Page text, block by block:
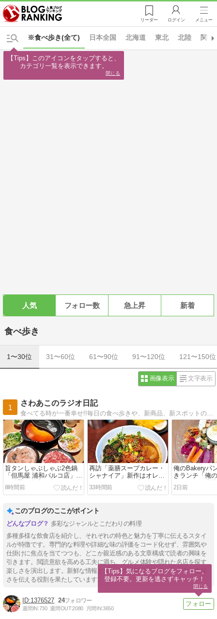
リーダー ログイン メニュー
※食べ歩き(全て) 日本全国 北海道 東北 北陸 関東
人気 フォロー数 急上昇 新着
食べ歩き
1〜30位 31〜60位 61〜90位 91〜120位 121〜150位
画像表示 文字表示
1
さわあこのラジオ日記
食べてる時が一番幸せ!!毎日の食べ歩きや、新商品、新スポットの美味しいものを写真満載で紹介します！
旨タンしゃぶしゃぶ2色鍋
「但馬屋 浦和パルコ店」食
べ放題で自由に楽しむ♪
8時間前
再訪「薬膳スープカレー・
シャナイア」新作はオレン
ジチキンと揚げブロ
33時間前
俺のBakeryパ
きランチ「俺
テラス」＠恵
2日前
このブログのここがポイント
多彩なジャンルとこだわりの料理
多種多様な飲食店を紹介し、それぞれの特色と魅力を丁寧に伝えるスタイ
ルが特徴です。専門的な料理や詳細な味の評価をコード化せず、雰囲気や
仕掛けに焦点を当てつつも、どこか親近感のある文章構成で読者の興味を
引きます。閲読意欲を高める工夫に満ち、グルメ体験や隠れた名店を探す
楽しさを演出します。新鮮な情報とユニークな切り口が共存し、食の奥深
さを伝える役割を果たしています。
1376527 24
週間IN:730 週間OUT:2080 月間IN:3650
【Tips】このアイコンをタップすると、
カテゴリ一覧を表示できます。
閉じる
【Tips】気になるブログをフォロー。
登録不要。更新を逃さずキャッチ！
閉じる